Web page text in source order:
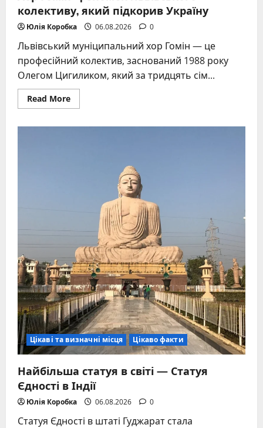
колективу, який підкорив Україну
Юлія Коробка 06.08.2026 0
Львівський муніципальний хор Гомін — це
професійний колектив, заснований 1988 року
Олегом Цигиликом, який за тридцять сім...
Read MoreRead
more
Цікаві та визначні місця Цікаво факти
Найбільша статуя в світі — Статуя
Єдності в Індії
Юлія Коробка 06.08.2026 0
Статуя Єдності в штаті Гуджарат стала